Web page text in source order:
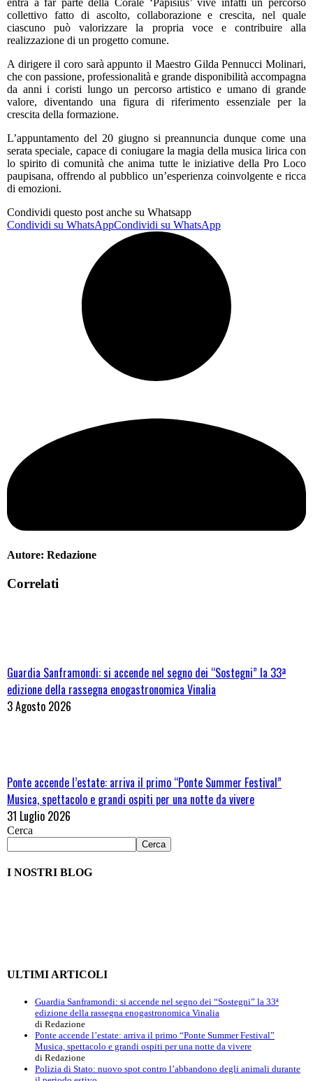
entra a far parte della Corale ‘Papisius’ vive infatti un percorso
collettivo fatto di ascolto, collaborazione e crescita, nel quale
ciascuno può valorizzare la propria voce e contribuire alla
realizzazione di un progetto comune.
A dirigere il coro sarà appunto il Maestro Gilda Pennucci Molinari,
che con passione, professionalità e grande disponibilità accompagna
da anni i coristi lungo un percorso artistico e umano di grande
valore, diventando una figura di riferimento essenziale per la
crescita della formazione.
L’appuntamento del 20 giugno si preannuncia dunque come una
serata speciale, capace di coniugare la magia della musica lirica con
lo spirito di comunità che anima tutte le iniziative della Pro Loco
paupisana, offrendo al pubblico un’esperienza coinvolgente e ricca
di emozioni.
Condividi questo post anche su Whatsapp
Condividi su WhatsAppCondividi su WhatsApp
Autore: Redazione
Correlati
Guardia Sanframondi: si accende nel segno dei “Sostegni” la 33ª
edizione della rassegna enogastronomica Vinalia
3 Agosto 2026
Ponte accende l’estate: arriva il primo “Ponte Summer Festival”
Musica, spettacolo e grandi ospiti per una notte da vivere
31 Luglio 2026
Cerca
Cerca
I NOSTRI BLOG
ULTIMI ARTICOLI
Guardia Sanframondi: si accende nel segno dei “Sostegni” la 33ª
edizione della rassegna enogastronomica Vinalia
di Redazione
Ponte accende l’estate: arriva il primo “Ponte Summer Festival”
Musica, spettacolo e grandi ospiti per una notte da vivere
di Redazione
Polizia di Stato: nuovo spot contro l’abbandono degli animali durante